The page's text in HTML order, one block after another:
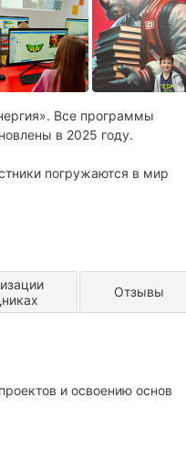
Все программы
в 2025 году.
погружаются в мир
Отзывы
и освоению основ